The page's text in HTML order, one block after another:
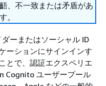
、不一致または矛盾があ
。
ーまたはソーシャル ID
ーションにサインインす
とで、認証エクスペリエ
Cognito ユーザープール